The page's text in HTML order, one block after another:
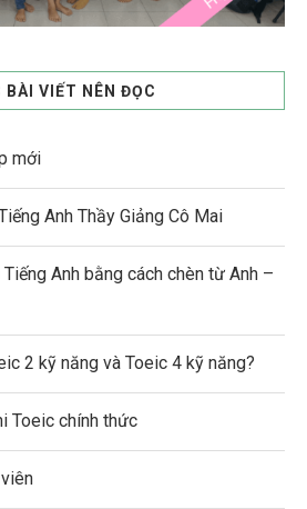
BÀI VIẾT NÊN ĐỌC
mới
Anh Thầy Giảng Cô Mai
Anh bằng cách chèn từ Anh –
2 kỹ năng và Toeic 4 kỹ năng?
Toeic chính thức